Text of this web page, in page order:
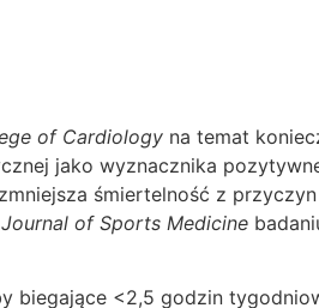
of Cardiology na temat
jako wyznacznika
śmiertelność z
of Sports Medicine
biegające <2,5 godzin